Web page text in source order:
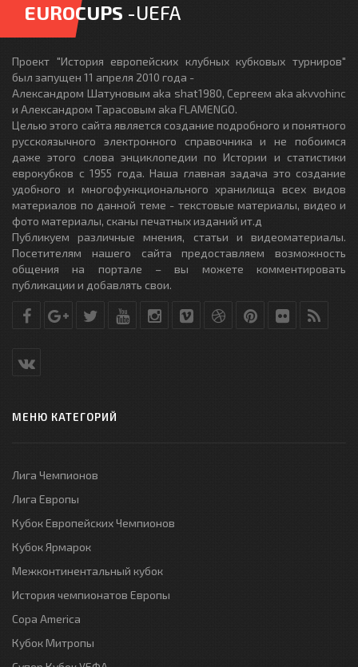
EUROCUPS -UEFA
Проект "История европейских клубных кубковых турниров"
был запущен 11 апреля 2010 года -
Александром Шатуновым aka shat1980, Сергеем aka akvvohinc
и Александром Тарасовым aka FLAMENGO.
Целью этого сайта является создание подробного и понятного
русскоязычного электронного справочника и не побоимся
даже этого слова энциклопедии по Истории и статистики
еврокубков с 1955 года. Наша главная задача это создание
удобного и многофункционального хранилища всех видов
материалов по данной теме - текстовые материалы, видео и
фото материалы, сканы печатных изданий ит.д
Публикуем различные мнения, статьи и видеоматериалы.
Посетителям нашего сайта предоставляем возможность
общения на портале – вы можете комментировать
публикации и добавлять свои.
МЕНЮ КАТЕГОРИЙ
Лига Чемпионов
Лига Европы
Кубок Европейских Чемпионов
Кубок Ярмарок
Межконтинентальный кубок
История чемпионатов Европы
Copa America
Кубок Митропы